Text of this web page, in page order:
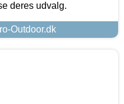
deres udvalg.
Outdoor.dk